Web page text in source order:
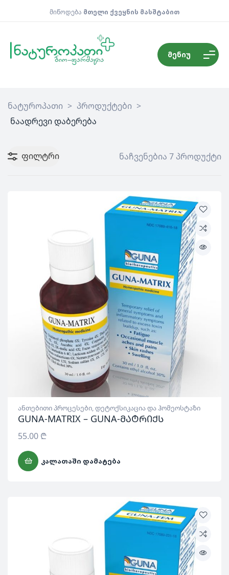
მიწოდება მთელი ქვეყნის მასშტაბით
მენიუ
ნატუროპათი > პროდუქტები >
ნაადრევი დაბერება
ფილტრი ნაჩვენებია 7 პროდუქტი
ანთებითი პროცესები,დეტოქსიკაცია და ჰომეოსტაზი
GUNA-MATRIX – GUNA-მატრიქს
55.00 ₾
ᲙᲐᲚᲐᲗᲐᲨᲘ ᲓᲐᲛᲐᲢᲔᲑᲐ